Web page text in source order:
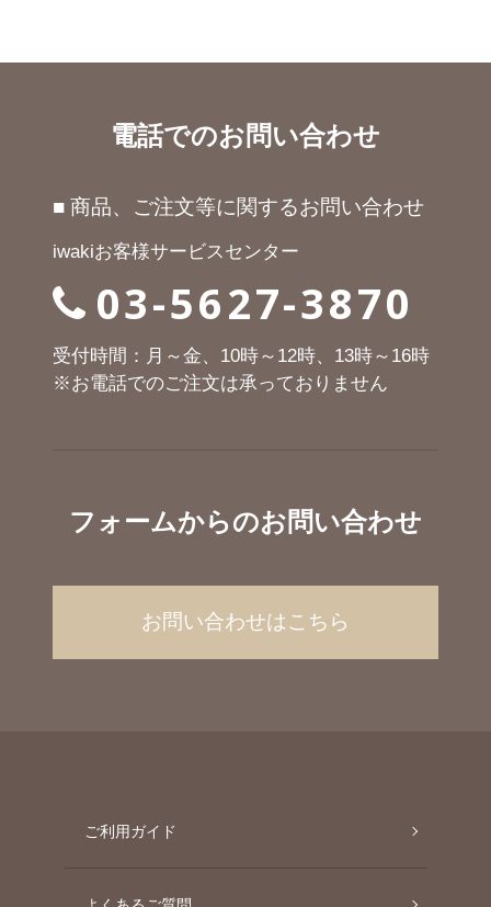
電話でのお問い合わせ
■ 商品、ご注文等に関するお問い合わせ
iwakiお客様サービスセンター
03-5627-3870
受付時間：月～金、10時～12時、13時～16時
※お電話でのご注文は承っておりません
フォームからのお問い合わせ
お問い合わせはこちら
ご利用ガイド